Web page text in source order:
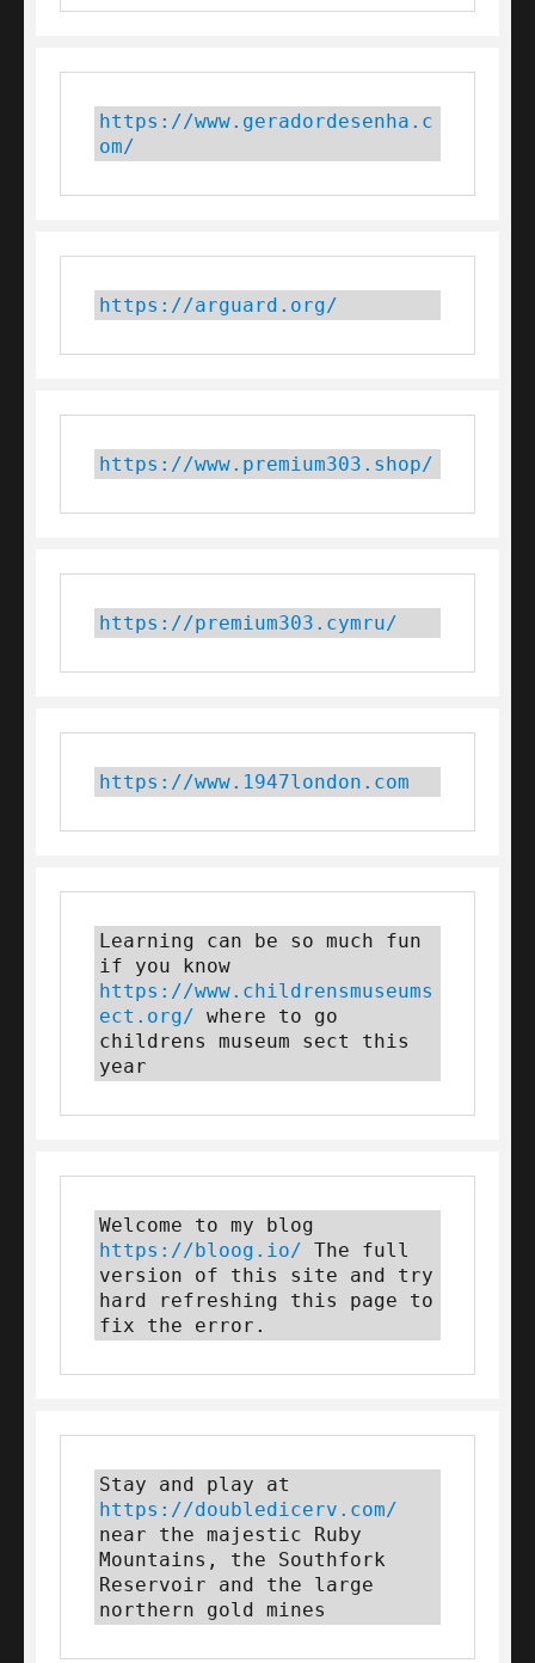
https://www.geradordesenha.c
om/
https://arguard.org/
https://www.premium303.shop/
https://premium303.cymru/
https://www.1947london.com
Learning can be so much fun
https://www.childrensmuseums
ect.org/ where to go
childrens museum sect this
year
https://bloog.io/ The full
version of this site and try
hard refreshing this page to
fix the error.
https://doubledicerv.com/
near the majestic Ruby
Mountains, the Southfork
Reservoir and the large
northern gold mines